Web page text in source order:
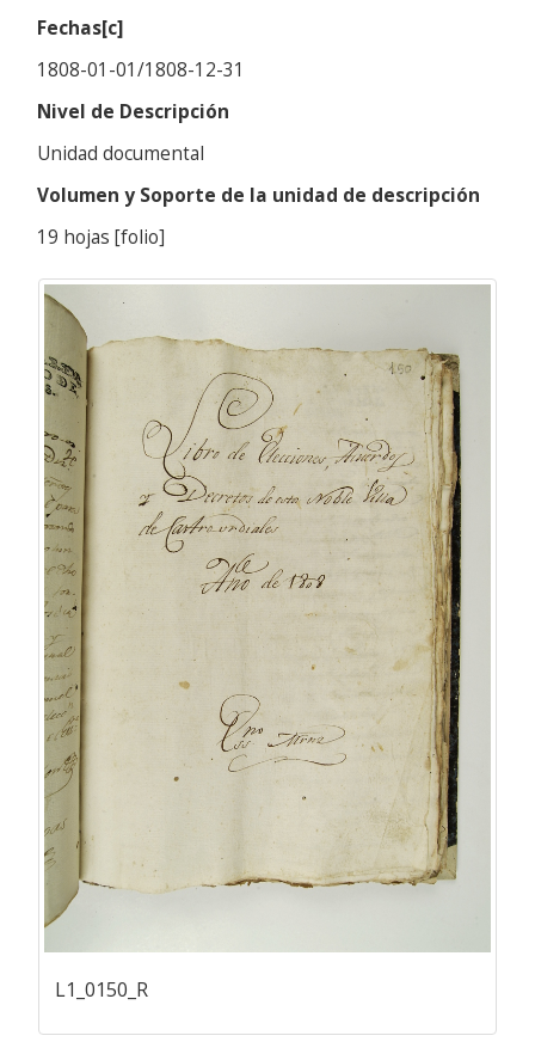
Fechas[c]
1808-01-01/1808-12-31
Nivel de Descripción
Unidad documental
Volumen y Soporte de la unidad de descripción
19 hojas [folio]
L1_0150_R